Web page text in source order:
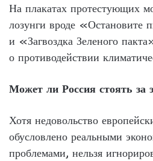
На плакатах протестующих
лозунги вроде
и «Загвоздка Зеленого
о противодействии
Может ли Россия стоять за
Хотя недовольство
обусловлено реальными
проблемами, нельзя